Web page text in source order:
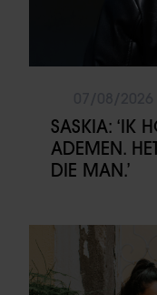
SASKIA: ‘IK
ADEMEN.
DIE MAN.’